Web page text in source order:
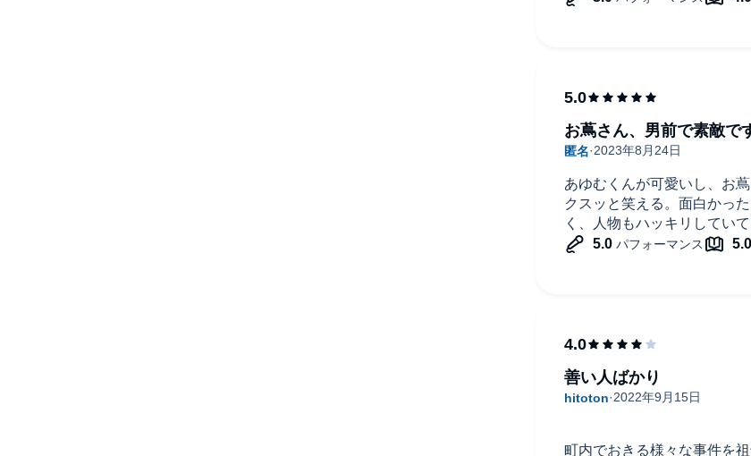
あゆむくんが可愛いし、お
クスッと笑える。面白かっ
く、人物もハッキリしてい
お蔦さん、男前で素敵で
町内でおきる様々な事件を
善い人ばかり